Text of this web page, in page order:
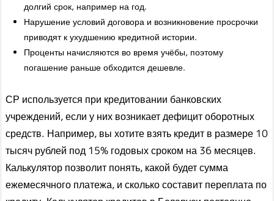
долгий срок, например на год.
Нарушение условий договора и возникновение просрочки
приводят к ухудшению кредитной истории.
Проценты начисляются во время учёбы, поэтому
погашение раньше обходится дешевле.
СР используется при кредитовании банковских
учреждений, если у них возникает дефицит оборотных
средств. Например, вы хотите взять кредит в размере 10
тысяч рублей под 15% годовых сроком на 36 месяцев.
Калькулятор позволит понять, какой будет сумма
ежемесячного платежа, и сколько составит переплата по